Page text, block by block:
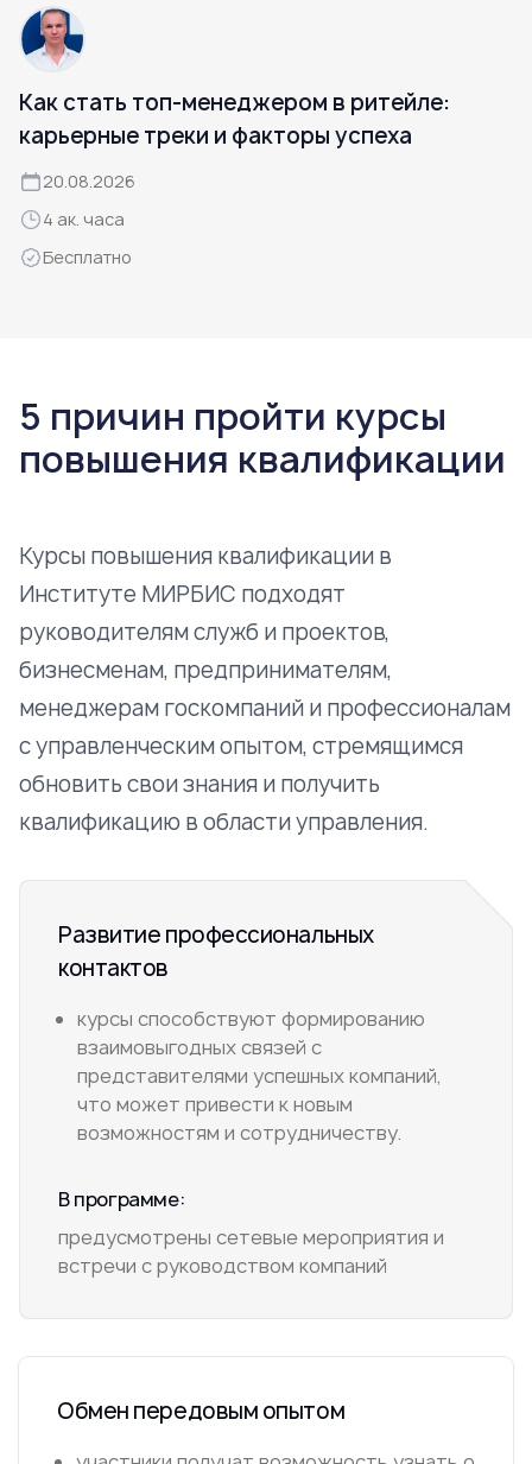
Как стать топ-менеджером в ритейле:
карьерные треки и факторы успеха
20.08.2026
4 ак. часа
Бесплатно
5 причин пройти курсы
повышения квалификации
Курсы повышения квалификации в
Институте МИРБИС подходят
руководителям служб и проектов,
бизнесменам, предпринимателям,
менеджерам госкомпаний и профессионалам
с управленческим опытом, стремящимся
обновить свои знания и получить
квалификацию в области управления.
Развитие профессиональных
контактов
курсы способствуют формированию
взаимовыгодных связей с
представителями успешных компаний,
что может привести к новым
возможностям и сотрудничеству.
В программе:
предусмотрены сетевые мероприятия и
встречи с руководством компаний
Обмен передовым опытом